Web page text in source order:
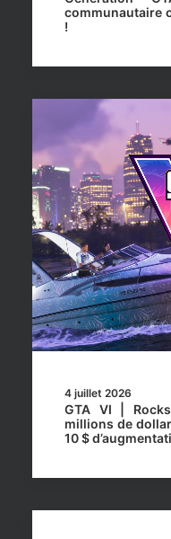
communautaire
!
4 juillet 2026
GTA VI |
millions de
10 $